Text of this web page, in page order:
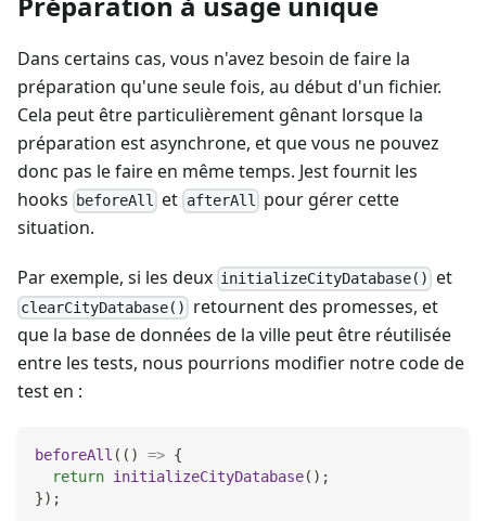
Dans certains cas, vous n'avez besoin de faire la
préparation qu'une seule fois, au début d'un fichier.
Cela peut être particulièrement gênant lorsque la
préparation est asynchrone, et que vous ne pouvez
donc pas le faire en même temps. Jest fournit les
hooks
beforeAll et afterAll pour gérer cette
situation.
Par exemple, si les deux initializeCityDatabase() et
clearCityDatabase()
retournent des promesses, et
que la base de données de la ville peut être réutilisée
entre les tests, nous pourrions modifier notre code de
test en :
beforeAll ( ( ) => {
return initializeCityDatabase( ) ;
}) ;